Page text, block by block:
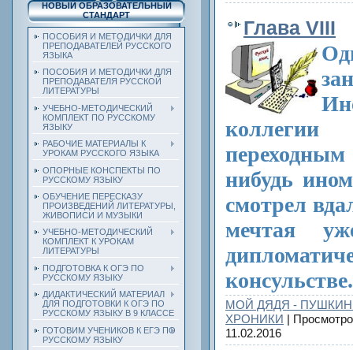
НОВЫЙ ОБРАЗОВАТЕЛЬНЫЙ
СТАНДАРТ
ПОСОБИЯ И МЕТОДИЧКИ ДЛЯ
ПРЕПОДАВАТЕЛЕЙ РУССКОГО
ЯЗЫКА
ПОСОБИЯ И МЕТОДИЧКИ ДЛЯ
ПРЕПОДАВАТЕЛЯ РУССКОЙ
ЛИТЕРАТУРЫ
УЧЕБНО-МЕТОДИЧЕСКИЙ
КОМПЛЕКТ ПО РУССКОМУ
ЯЗЫКУ
РАБОЧИЕ МАТЕРИАЛЫ К
УРОКАМ РУССКОГО ЯЗЫКА
ОПОРНЫЕ КОНСПЕКТЫ ПО
РУССКОМУ ЯЗЫКУ
ОБУЧЕНИЕ ПЕРЕСКАЗУ
ПРОИЗВЕДЕНИЙ ЛИТЕРАТУРЫ,
ЖИВОПИСИ И МУЗЫКИ
УЧЕБНО-МЕТОДИЧЕСКИЙ
КОМПЛЕКТ К УРОКАМ
ЛИТЕРАТУРЫ
ПОДГОТОВКА К ОГЭ ПО
РУССКОМУ ЯЗЫКУ
ДИДАКТИЧЕСКИЙ МАТЕРИАЛ
ДЛЯ ПОДГОТОВКИ К ОГЭ ПО
РУССКОМУ ЯЗЫКУ В 9 КЛАССЕ
ГОТОВИМ УЧЕНИКОВ К ЕГЭ ПО
РУССКОМУ ЯЗЫКУ
Глава VIII
нибудь
смотрел
мечтая
консульстве.
МОЙ ДЯДЯ -
ХРОНИКИ |
11.02.2016